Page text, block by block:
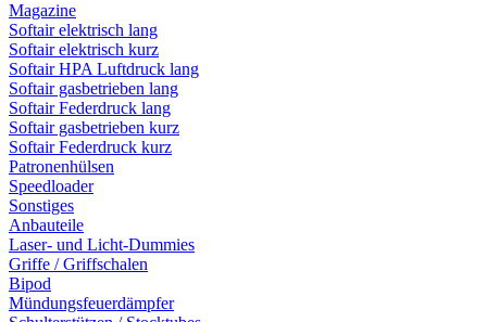
Magazine
Softair elektrisch lang
Softair elektrisch kurz
Softair HPA Luftdruck lang
Softair gasbetrieben lang
Softair Federdruck lang
Softair gasbetrieben kurz
Softair Federdruck kurz
Patronenhülsen
Speedloader
Sonstiges
Anbauteile
Laser- und Licht-Dummies
Griffe / Griffschalen
Bipod
Mündungsfeuerdämpfer